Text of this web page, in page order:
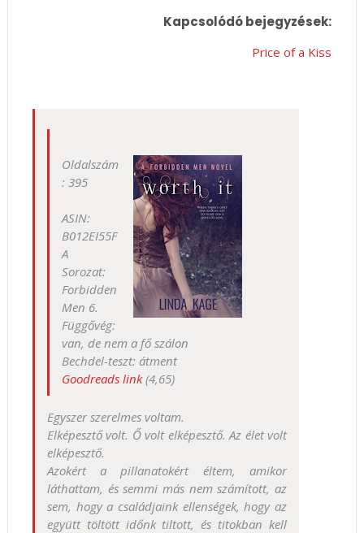
Kapcsolódó bejegyzések:
Price of a Kiss
Oldalszám
: 395
ASIN:
B012EI55F
A
Sorozat:
Forbidden
Men 6.
Függővég:
van, de nem a fő szálon
Bechdel-teszt: átment
Goodreads link(4,65)
Egyszer szerelmes voltam.
Elképesztő volt. Ő volt elképesztő. Az élet volt
elképesztő.
Azokért a pillanatokért éltem, amikor
láthattam, és semmi más nem számított, az
sem, hogy a családjaink ellenségek, hogy az
együtt töltött időnk tiltott, és titokban kell